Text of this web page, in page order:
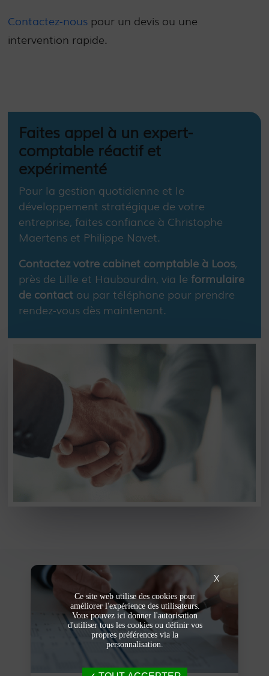
Contactez-nous pour un devis ou une
intervention rapide.
Faites appel à un expert-
comptable réactif et
expérimenté
Pour la gestion quotidienne et le
développement stratégique de votre
entreprise, faites confiance à Christophe
Maertens et Philippe Navet.
Contactez votre cabinet comptable à Loos,
près de Lille et Haubourdin, via le formulaire
de contactou par téléphone pour prendre
rendez-vous dès maintenant.
X
Ce site web utilise des cookies pour
améliorer l'expérience des utilisateurs.
Vous pouvez ici donner l'autorisation
d'utiliser tous les cookies ou définir vos
propres préférences via la
personnalisation.